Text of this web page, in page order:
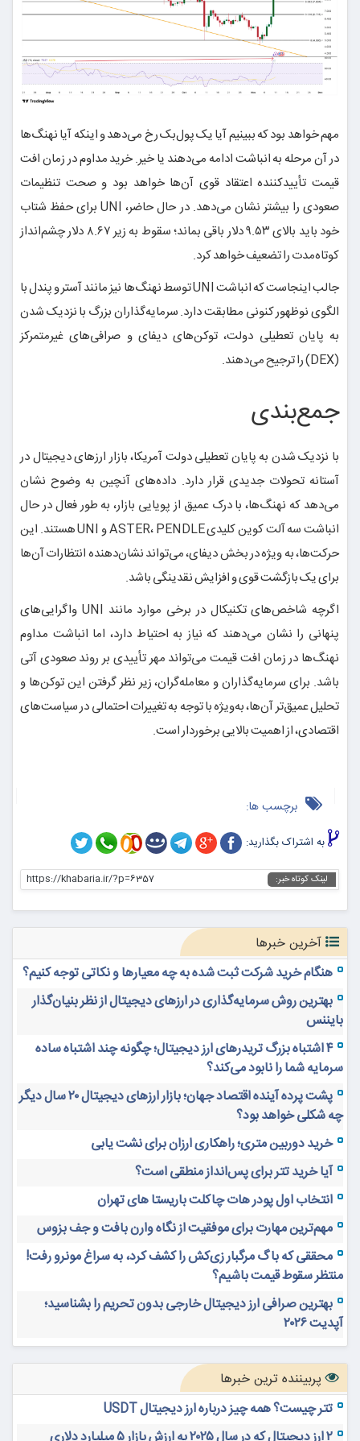
مهم خواهد بود که ببینیم آیا یک پول‌بک رخ می‌دهد و اینکه آیا نهنگ‌ها
در آن مرحله به انباشت ادامه می‌دهند یا خیر. خرید مداوم در زمان افت
قیمت تأییدکننده اعتقاد قوی آن‌ها خواهد بود و صحت تنظیمات
صعودی را بیشتر نشان می‌دهد. در حال حاضر، UNI برای حفظ شتاب
خود باید بالای ۹.۵۳ دلار باقی بماند؛ سقوط به زیر ۸.۶۷ دلار چشم‌انداز
کوتاه‌مدت را تضعیف خواهد کرد.
جالب اینجاست که انباشت UNI توسط نهنگ‌ها نیز مانند آستر و پندل با
الگوی نوظهور کنونی مطابقت دارد. سرمایه‌گذاران بزرگ با نزدیک شدن
به پایان تعطیلی دولت، توکن‌های دیفای و صرافی‌های غیرمتمرکز
(DEX) را ترجیح می‌دهند.
جمع‌بندی
با نزدیک شدن به پایان تعطیلی دولت آمریکا، بازار ارزهای دیجیتال در
آستانه تحولات جدیدی قرار دارد. داده‌های آنچین به وضوح نشان
می‌دهد که نهنگ‌ها، با درک عمیق از پویایی بازار، به طور فعال در حال
انباشت سه آلت کوین کلیدی ASTER، PENDLE و UNI هستند. این
حرکت‌ها، به ویژه در بخش دیفای، می‌تواند نشان‌دهنده انتظارات آن‌ها
برای یک بازگشت قوی و افزایش نقدینگی باشد.
اگرچه شاخص‌های تکنیکال در برخی موارد مانند UNI واگرایی‌های
پنهانی را نشان می‌دهند که نیاز به احتیاط دارد، اما انباشت مداوم
نهنگ‌ها در زمان افت قیمت می‌تواند مهر تأییدی بر روند صعودی آتی
باشد. برای سرمایه‌گذاران و معامله‌گران، زیر نظر گرفتن این توکن‌ها و
تحلیل عمیق‌تر آن‌ها، به‌ویژه با توجه به تغییرات احتمالی در سیاست‌های
اقتصادی، از اهمیت بالایی برخوردار است.
برچسب ها:
به اشتراک بگذارید:
لینک کوتاه خبر: https://khabaria.ir/?p=6357
آخرین خبرها
هنگام خرید شرکت ثبت شده به چه معیارها و نکاتی توجه کنیم؟
بهترین روش سرمایه‌گذاری در ارزهای دیجیتال از نظر بنیان‌گذار
بایننس
۴ اشتباه بزرگ تریدرهای ارز دیجیتال؛ چگونه چند اشتباه ساده
سرمایه شما را نابود می‌کند؟
پشت پرده آینده اقتصاد جهان؛ بازار ارزهای دیجیتال ۲۰ سال دیگر
چه شکلی خواهد بود؟
خرید دوربین متری؛ راهکاری ارزان برای نشت یابی
آیا خرید تتر برای پس‌انداز منطقی است؟
انتخاب اول پودر هات چاکلت باریستا های تهران
مهم‌ترین مهارت برای موفقیت از نگاه وارن بافت و جف بزوس
محققی که باگ مرگبار زی‌کش را کشف کرد، به سراغ مونرو رفت!
منتظر سقوط قیمت باشیم؟
بهترین صرافی ارز دیجیتال خارجی بدون تحریم را بشناسید؛
آپدیت ۲۰۲۶
پربیننده ترین خبرها
تتر چیست؟ همه چیز درباره ارز دیجیتال USDT